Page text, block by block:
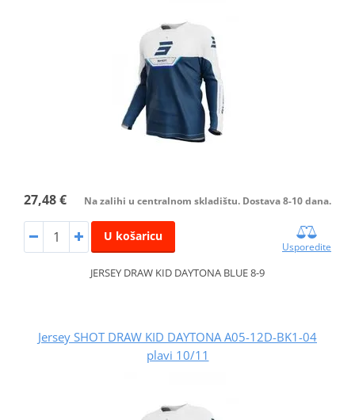
27,48 € Na zalihi u centralnom skladištu. Dostava 8-10 dana.
U košaricu
Usporedite
JERSEY DRAW KID DAYTONA BLUE 8-9
Jersey SHOT DRAW KID DAYTONA A05-12D-BK1-04
plavi 10/11